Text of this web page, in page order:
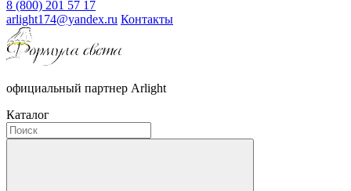
8 (800) 201 57 17
arlight174@yandex.ru Контакты
официальный партнер Arlight
Каталог